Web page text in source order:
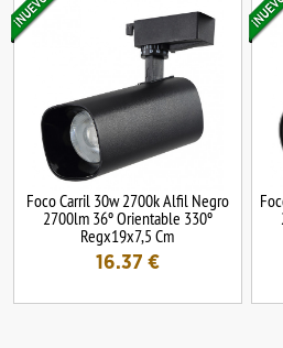
Foco Carril 30w 2700k Alfil Negro
2700lm 36º Orientable 330º
Regx19x7,5 Cm
16.37 €